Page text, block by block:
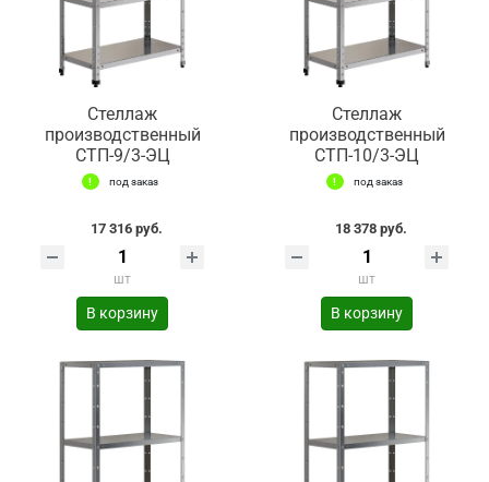
Стеллаж
производственный
СТП-9/3-ЭЦ
под заказ
17 316 руб.
шт
В корзину
Стеллаж
производственный
СТП-10/3-ЭЦ
под заказ
18 378 руб.
шт
В корзину